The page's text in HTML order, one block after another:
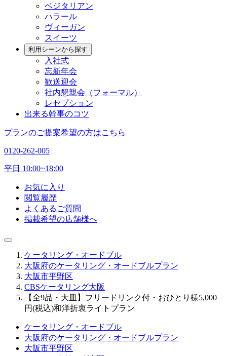
ベジタリアン
ハラール
ヴィーガン
スイーツ
利用シーンから探す
入社式
忘新年会
歓送迎会
社内懇親会（フォーマル）
レセプション
出来る幹事のコツ
プランのご提案希望の方はこちら
0120-262-005
平日 10:00~18:00
お気に入り
閲覧履歴
よくあるご質問
掲載希望の店舗様へ
ケータリング・オードブル
大阪府のケータリング・オードブルプラン
大阪市平野区
CBSケータリング大阪
【全9品・大皿】フリードリンク付・おひとり様5,000
円(税込)和洋折衷ライトプラン
ケータリング・オードブル
大阪府のケータリング・オードブルプラン
大阪市平野区